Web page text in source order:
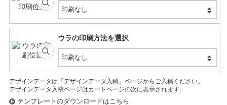
印刷なし
ウラの印刷方法を選択
印刷なし
デザインデータは「デザインデータ入稿」ページからご入稿ください。
デザインデータ入稿ページはカートページの次に表示されます。
テンプレートのダウンロードはこちら